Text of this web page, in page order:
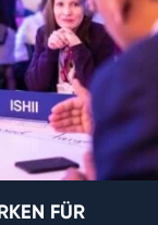
FÜR